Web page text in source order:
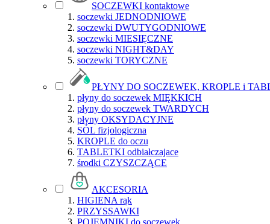
SOCZEWKI kontaktowe
soczewki JEDNODNIOWE
soczewki DWUTYGODNIOWE
soczewki MIESIĘCZNE
soczewki NIGHT&DAY
soczewki TORYCZNE
PŁYNY DO SOCZEWEK, KROPLE i
płyny do soczewek MIĘKKICH
płyny do soczewek TWARDYCH
płyny OKSYDACYJNE
SÓL fizjologiczna
KROPLE do oczu
TABLETKI odbiałczajace
środki CZYSZCZĄCE
AKCESORIA
HIGIENA rąk
PRZYSSAWKI
POJEMNIKI do soczewek